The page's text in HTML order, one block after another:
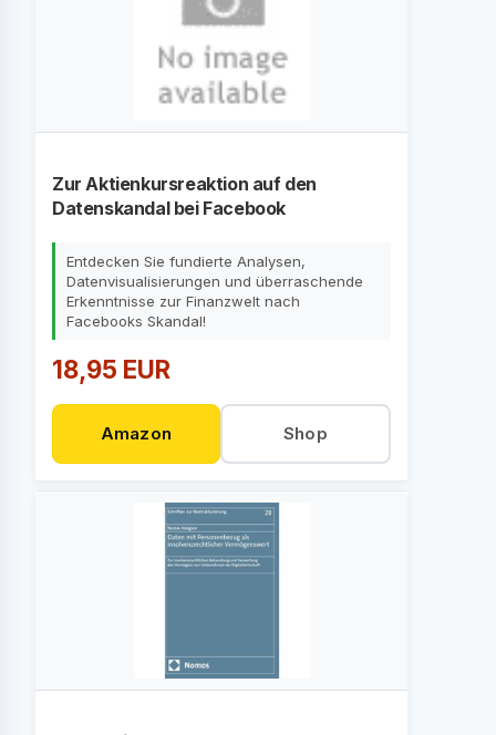
Zur Aktienkursreaktion auf den
Datenskandal bei Facebook
Entdecken Sie fundierte Analysen,
Datenvisualisierungen und überraschende
Erkenntnisse zur Finanzwelt nach
Facebooks Skandal!
18,95 EUR
Amazon Shop